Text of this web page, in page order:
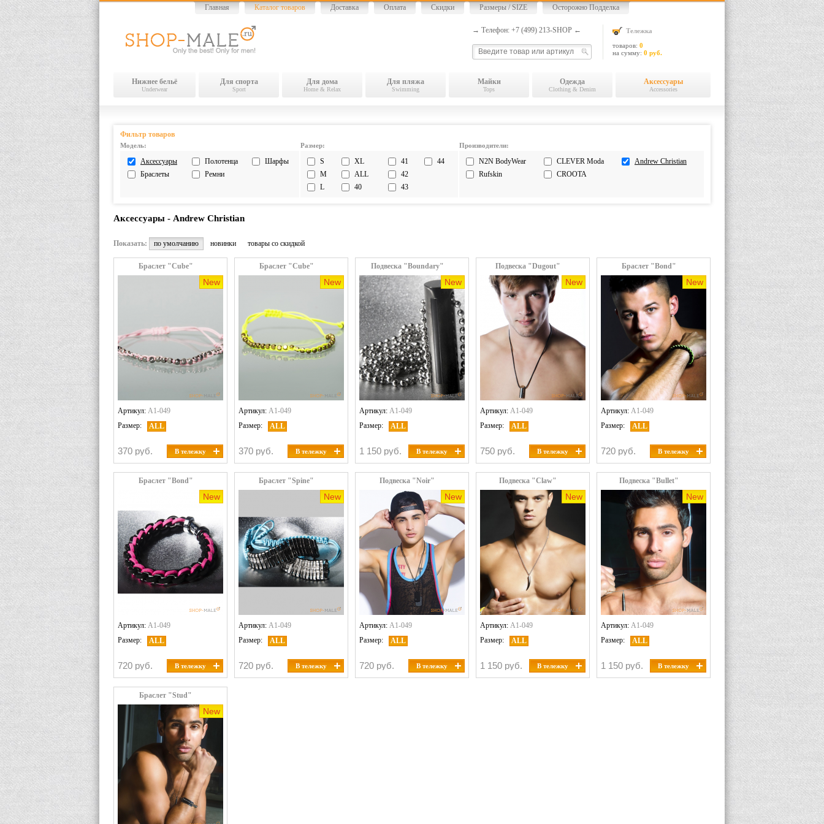
Главная Каталог товаров Доставка Оплата Скидки Размеры / SIZE Осторожно Подделка
Тележка
товаров: 0
на сумму: 0 руб.
→ Телефон: +7 (499) 213-SHOP ←
Нижнее бельё
Underwear
Для спорта
Sport
Для дома
Home & Relax
Для пляжа
Swimming
Майки
Tops
Одежда
Clothing & Denim
Аксессуары
Accessories
Фильтр товаров
Модель: Размер: Производители:
Аксессуары
Браслеты
Полотенца
Ремни
Шарфы
S
M
L
XL
ALL
40
41
42
43
44
N2N BodyWear
Rufskin
CLEVER Moda
CROOTA
Andrew Christian
Показать: по умолчанию новинки товары со скидкой
Аксессуары - Andrew Christian
Браслет "Cube"
New
Артикул: A1-049
Размер:
ALL
В тележку
370 руб.
Браслет "Cube"
New
Артикул: A1-049
Размер:
ALL
В тележку
370 руб.
Подвеска "Boundary"
New
Артикул: A1-049
Размер:
ALL
В тележку
1 150 руб.
Подвеска "Dugout"
New
Артикул: A1-049
Размер:
ALL
В тележку
750 руб.
Браслет "Bond"
New
Артикул: A1-049
Размер:
ALL
В тележку
720 руб.
Браслет "Bond"
New
Артикул: A1-049
Размер:
ALL
В тележку
720 руб.
Браслет "Spine"
New
Артикул: A1-049
Размер:
ALL
В тележку
720 руб.
Подвеска "Noir"
New
Артикул: A1-049
Размер:
ALL
В тележку
720 руб.
Подвеска "Claw"
New
Артикул: A1-049
Размер:
ALL
В тележку
1 150 руб.
Подвеска "Bullet"
New
Артикул: A1-049
Размер:
ALL
В тележку
1 150 руб.
Браслет "Stud"
New